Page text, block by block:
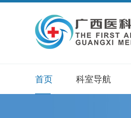
首页 科室导航